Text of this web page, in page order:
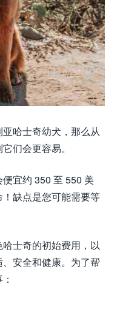
哈士奇幼犬，那么从
们会更容易。
宜约 350 至 550 美
缺点是您可能需要等
士奇的初始费用，以
安全和健康。为了帮